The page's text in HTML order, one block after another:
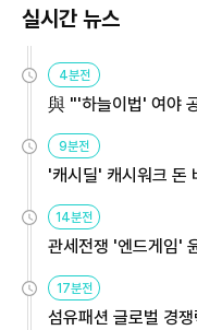
실시간 뉴스
4분전
與 "'하늘이법' 여야
9분전
'캐시딜' 캐시워크 돈
14분전
관세전쟁 '엔드게임'
용해야
17분전
섬유패션 글로벌 경